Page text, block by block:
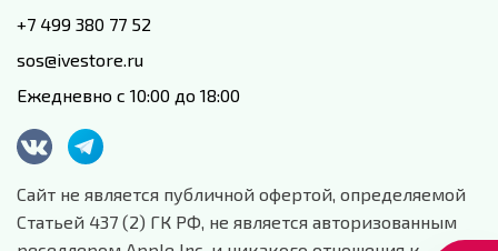
+7 499 380 77 52
sos@ivestore.ru
Ежедневно с 10:00 до 18:00
Сайт не является публичной офертой, определяемой
Статьей 437 (2) ГК РФ, не является авторизованным